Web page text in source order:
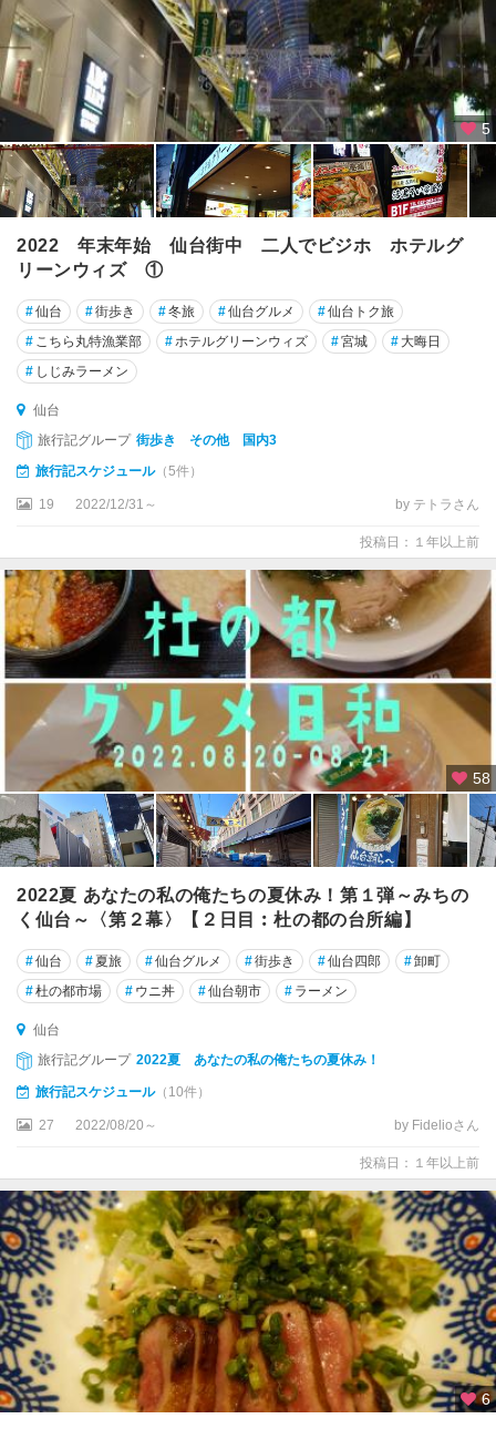
5
2022 年末年始 仙台街中 二人でビジホ ホテルグ
リーンウィズ ①
#仙台 #街歩き #冬旅 #仙台グルメ #仙台トク旅
# こちら丸特漁業部 #ホテルグリーンウィズ #宮城 # 大晦日
# しじみラーメン
仙台
旅行記グループ 街歩き その他 国内3
旅行記スケジュール（5件）
19 2022/12/31～ by テトラさん
投稿日：１年以上前
58
2022夏 あなたの私の俺たちの夏休み！第１弾～みちの
く仙台～〈第２幕〉【２日目︰杜の都の台所編】
#仙台 #夏旅 #仙台グルメ #街歩き #仙台四郎 #卸町
#杜の都市場 # ウニ丼 #仙台朝市 # ラーメン
仙台
旅行記グループ 2022夏 あなたの私の俺たちの夏休み！
旅行記スケジュール（10件）
27 2022/08/20～ by Fidelioさん
投稿日：１年以上前
6